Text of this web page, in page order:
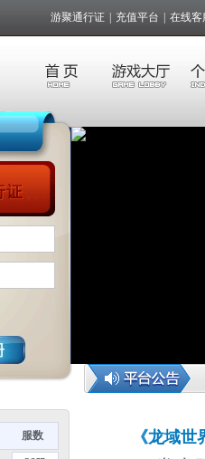
游聚通行证 充值平台 在线客
服数 《龙域